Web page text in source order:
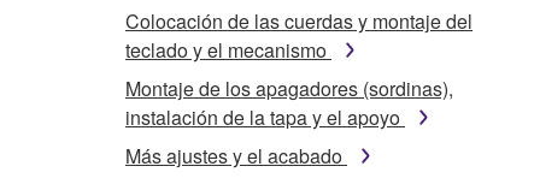
Colocación de las cuerdas y montaje del
teclado y el mecanismo
Montaje de los apagadores (sordinas),
instalación de la tapa y el apoyo
Más ajustes y el acabado